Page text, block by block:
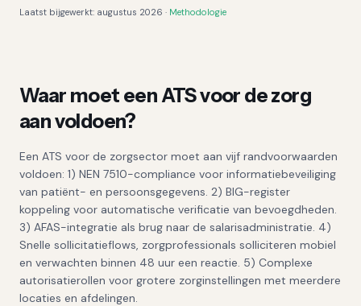
Laatst bijgewerkt: augustus 2026 · Methodologie
Waar moet een ATS voor de zorg
aan voldoen?
Een ATS voor de zorgsector moet aan vijf randvoorwaarden
voldoen: 1) NEN 7510-compliance voor informatiebeveiliging
van patiënt- en persoonsgegevens. 2) BIG-register
koppeling voor automatische verificatie van bevoegdheden.
3) AFAS-integratie als brug naar de salarisadministratie. 4)
Snelle sollicitatieflows, zorgprofessionals solliciteren mobiel
en verwachten binnen 48 uur een reactie. 5) Complexe
autorisatierollen voor grotere zorginstellingen met meerdere
locaties en afdelingen.